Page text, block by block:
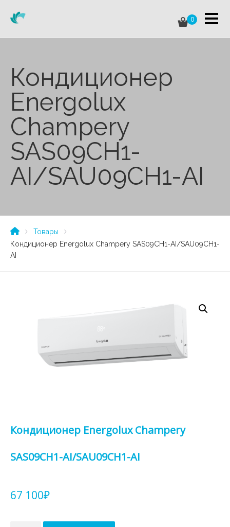
0
Кондиционер
Energolux
Champery
SAS09CH1-
AI/SAU09CH1-AI
Товары
Кондиционер Energolux Champery SAS09CH1-AI/SAU09CH1-
AI
Кондиционер Energolux Champery
SAS09CH1-AI/SAU09CH1-AI
67 100₽